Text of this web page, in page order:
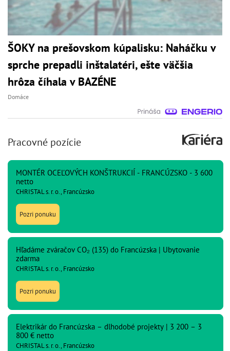
ŠOKY na prešovskom kúpalisku: Naháčku v
sprche prepadli inštalatéri, ešte väčšia
hrôza číhala v BAZÉNE
Domáce
Pracovné pozície
MONTÉR OCEĽOVÝCH KONŠTRUKCIÍ - FRANCÚZSKO - 3 600
netto
CHRISTAL s. r. o., Francúzsko
Pozri ponuku
Hľadáme zváračov CO₂ (135) do Francúzska | Ubytovanie
zdarma
CHRISTAL s. r. o., Francúzsko
Pozri ponuku
Elektrikár do Francúzska – dlhodobé projekty | 3 200 – 3
800 € netto
CHRISTAL s. r. o., Francúzsko